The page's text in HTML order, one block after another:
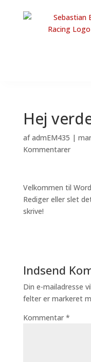
Hej
afadmEM435 |
Kommentarer
Velkommen til
Rediger eller slet
skrive!
Indsend
Din e-mailadresse
felter er markeret
Kommentar *